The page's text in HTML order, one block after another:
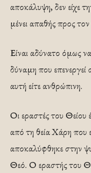
αποκάλυψη, δεν είχε
μένει απαθής προς
Είναι αδύνατο όμως
δύναμη που επενεργεί
αυτή είτε ανθρώπινη.
Οι εραστές του Θείου
από τη θεία Χάρη που
αποκαλύφθηκε στην
Θεό. Ο εραστής του